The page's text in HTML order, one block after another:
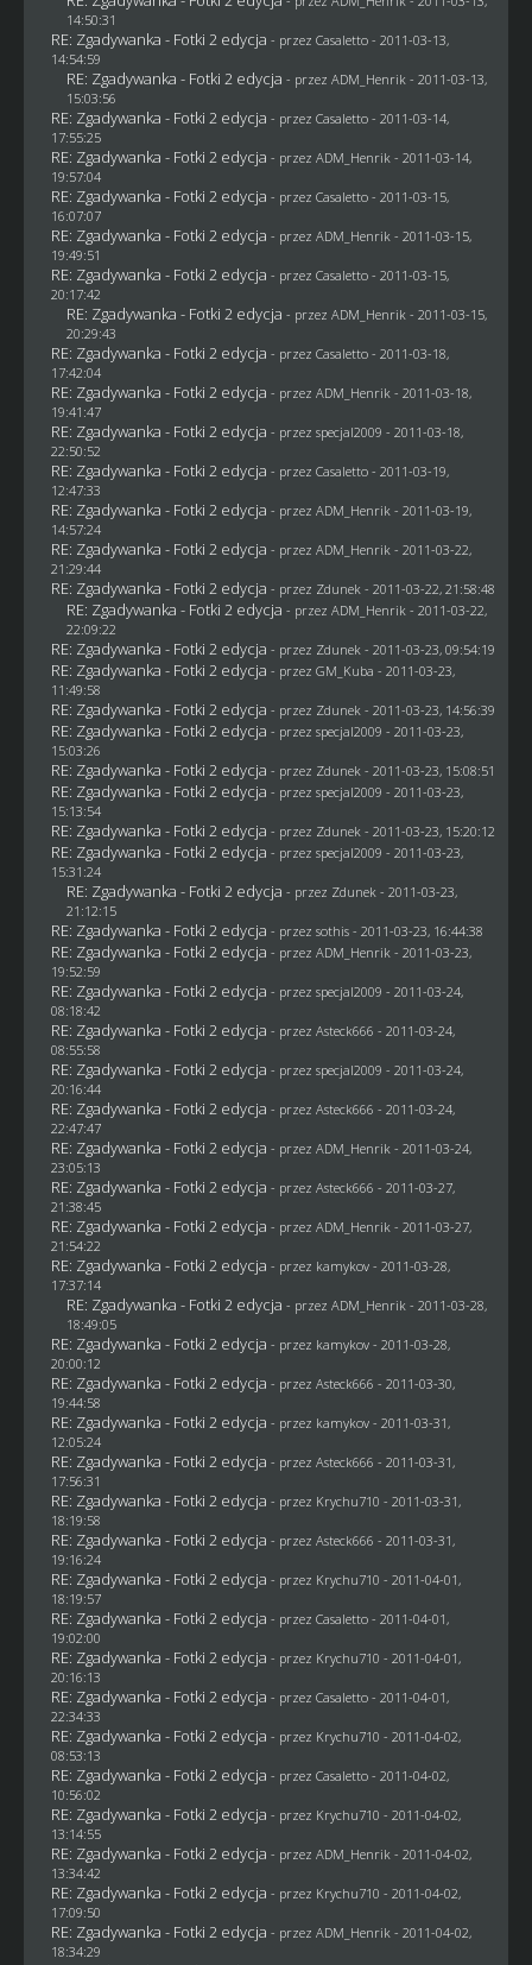
14:50:31
RE: Zgadywanka - Fotki 2 edycja - przez Casaletto- 2011-03-13,
14:54:59
RE: Zgadywanka - Fotki 2 edycja - przez ADM_Henrik - 2011-03-13,
15:03:56
RE: Zgadywanka - Fotki 2 edycja - przez Casaletto- 2011-03-14,
17:55:25
RE: Zgadywanka - Fotki 2 edycja - przez ADM_Henrik - 2011-03-14,
19:57:04
RE: Zgadywanka - Fotki 2 edycja - przez Casaletto- 2011-03-15,
16:07:07
RE: Zgadywanka - Fotki 2 edycja - przez ADM_Henrik - 2011-03-15,
19:49:51
RE: Zgadywanka - Fotki 2 edycja - przez Casaletto- 2011-03-15,
20:17:42
RE: Zgadywanka - Fotki 2 edycja - przez ADM_Henrik - 2011-03-15,
20:29:43
RE: Zgadywanka - Fotki 2 edycja - przez Casaletto- 2011-03-18,
17:42:04
RE: Zgadywanka - Fotki 2 edycja - przez ADM_Henrik - 2011-03-18,
19:41:47
RE: Zgadywanka - Fotki 2 edycja - przez specjal2009 - 2011-03-18,
22:50:52
RE: Zgadywanka - Fotki 2 edycja - przez Casaletto- 2011-03-19,
12:47:33
RE: Zgadywanka - Fotki 2 edycja - przez ADM_Henrik - 2011-03-19,
14:57:24
RE: Zgadywanka - Fotki 2 edycja - przez ADM_Henrik - 2011-03-22,
21:29:44
RE: Zgadywanka - Fotki 2 edycja - przez Zdunek - 2011-03-22, 21:58:48
RE: Zgadywanka - Fotki 2 edycja - przez ADM_Henrik - 2011-03-22,
22:09:22
RE: Zgadywanka - Fotki 2 edycja - przez Zdunek - 2011-03-23, 09:54:19
RE: Zgadywanka - Fotki 2 edycja - przez GM_Kuba - 2011-03-23,
11:49:58
RE: Zgadywanka - Fotki 2 edycja - przez Zdunek - 2011-03-23, 14:56:39
RE: Zgadywanka - Fotki 2 edycja - przez specjal2009 - 2011-03-23,
15:03:26
RE: Zgadywanka - Fotki 2 edycja - przez Zdunek - 2011-03-23, 15:08:51
RE: Zgadywanka - Fotki 2 edycja - przez specjal2009 - 2011-03-23,
15:13:54
RE: Zgadywanka - Fotki 2 edycja - przez Zdunek - 2011-03-23, 15:20:12
RE: Zgadywanka - Fotki 2 edycja - przez specjal2009 - 2011-03-23,
15:31:24
RE: Zgadywanka - Fotki 2 edycja - przez Zdunek - 2011-03-23,
21:12:15
RE: Zgadywanka - Fotki 2 edycja - przez sothis- 2011-03-23, 16:44:38
RE: Zgadywanka - Fotki 2 edycja - przez ADM_Henrik - 2011-03-23,
19:52:59
RE: Zgadywanka - Fotki 2 edycja - przez specjal2009 - 2011-03-24,
08:18:42
RE: Zgadywanka - Fotki 2 edycja - przez Asteck666 - 2011-03-24,
08:55:58
RE: Zgadywanka - Fotki 2 edycja - przez specjal2009 - 2011-03-24,
20:16:44
RE: Zgadywanka - Fotki 2 edycja - przez Asteck666 - 2011-03-24,
22:47:47
RE: Zgadywanka - Fotki 2 edycja - przez ADM_Henrik - 2011-03-24,
23:05:13
RE: Zgadywanka - Fotki 2 edycja - przez Asteck666 - 2011-03-27,
21:38:45
RE: Zgadywanka - Fotki 2 edycja - przez ADM_Henrik - 2011-03-27,
21:54:22
RE: Zgadywanka - Fotki 2 edycja - przez kamykov- 2011-03-28,
17:37:14
RE: Zgadywanka - Fotki 2 edycja - przez ADM_Henrik - 2011-03-28,
18:49:05
RE: Zgadywanka - Fotki 2 edycja - przez kamykov- 2011-03-28,
20:00:12
RE: Zgadywanka - Fotki 2 edycja - przez Asteck666 - 2011-03-30,
19:44:58
RE: Zgadywanka - Fotki 2 edycja - przez kamykov- 2011-03-31,
12:05:24
RE: Zgadywanka - Fotki 2 edycja - przez Asteck666 - 2011-03-31,
17:56:31
RE: Zgadywanka - Fotki 2 edycja - przez Krychu710 - 2011-03-31,
18:19:58
RE: Zgadywanka - Fotki 2 edycja - przez Asteck666 - 2011-03-31,
19:16:24
RE: Zgadywanka - Fotki 2 edycja - przez Krychu710 - 2011-04-01,
18:19:57
RE: Zgadywanka - Fotki 2 edycja - przez Casaletto- 2011-04-01,
19:02:00
RE: Zgadywanka - Fotki 2 edycja - przez Krychu710 - 2011-04-01,
20:16:13
RE: Zgadywanka - Fotki 2 edycja - przez Casaletto- 2011-04-01,
22:34:33
RE: Zgadywanka - Fotki 2 edycja - przez Krychu710 - 2011-04-02,
08:53:13
RE: Zgadywanka - Fotki 2 edycja - przez Casaletto- 2011-04-02,
10:56:02
RE: Zgadywanka - Fotki 2 edycja - przez Krychu710 - 2011-04-02,
13:14:55
RE: Zgadywanka - Fotki 2 edycja - przez ADM_Henrik - 2011-04-02,
13:34:42
RE: Zgadywanka - Fotki 2 edycja - przez Krychu710 - 2011-04-02,
17:09:50
RE: Zgadywanka - Fotki 2 edycja - przez ADM_Henrik - 2011-04-02,
18:34:29